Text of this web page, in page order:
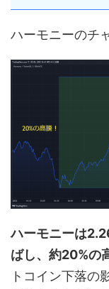
ハーモニーのチ
ハーモニーは
ばし、約20%の
トコイン下落の